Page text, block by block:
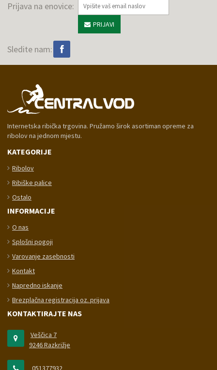
Prijava na enovice:
PRIJAVI
Sledite nam:
Internetska ribička trgovina. Pružamo širok asortiman opreme za
ribolov na jednom mjestu.
KATEGORIJE
Ribolov
Ribiške palice
Ostalo
INFORMACIJE
O nas
Splošni pogoji
Varovanje zasebnosti
Kontakt
Napredno iskanje
Brezplačna registracija oz. prijava
KONTAKTIRAJTE NAS
Veščica 7
9246 Razkrižje
051377932